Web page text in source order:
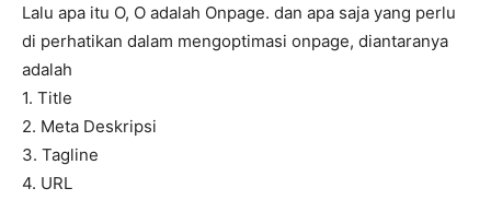
Lalu apa itu O, O adalah Onpage. dan apa saja yang perlu
di perhatikan dalam mengoptimasi onpage, diantaranya
adalah
1. Title
2. Meta Deskripsi
3. Tagline
4. URL